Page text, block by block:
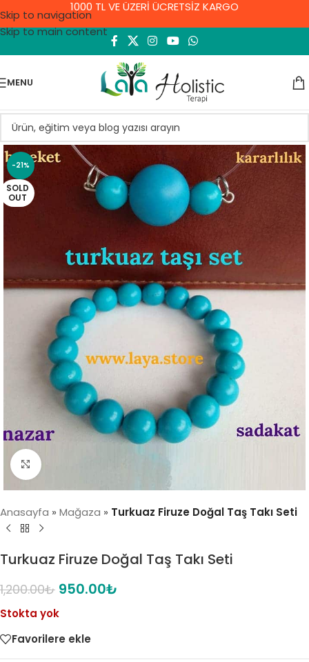
Skip to navigation
Skip to main content
1000 TL VE ÜZERİ ÜCRETSİZ KARGO
MENU
-21%
SOLD
OUT
Click to enlarge
Anasayfa » Mağaza » Turkuaz Firuze Doğal Taş Takı Seti
Turkuaz Firuze Doğal Taş Takı Seti
1,200.00₺ 950.00₺
Stokta yok
Favorilere ekle